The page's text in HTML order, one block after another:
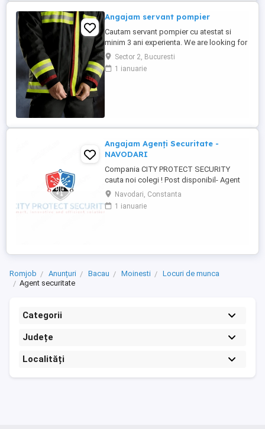
Angajam servant pompier
Cautam servant pompier cu atestat si
minim 3 ani experienta. We are looking for
a certified fierman with at least 3 years of
experience.
Sector 2, Bucuresti
1 ianuarie
Angajam Agenți Securitate -
NAVODARI
Compania CITY PROTECT SECURITY
cauta noi colegi ! Post disponibil- Agent
de securitate: - KAUFLAND MARITIMO -
Bulevardul Aurel Vlaicu 218, 900380
Constanța - KAUFLAND NAVODARI -
Navodari, Constanta
1 ianuarie
Romjob Anunțuri Bacau Moinesti
Locuri de munca
Agent securitate
Categorii
Județe
Localități